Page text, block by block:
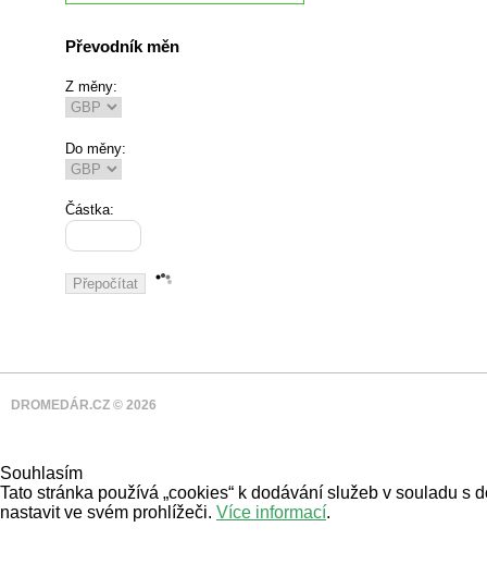
Převodník měn
Z měny:
Do měny:
Částka:
DROMEDÁR.CZ © 2026
Souhlasím
Tato stránka používá „cookies“ k dodávání služeb v souladu s
nastavit ve svém prohlížeči. Více informací.